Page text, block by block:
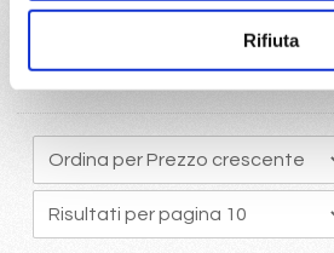
Rifiuta